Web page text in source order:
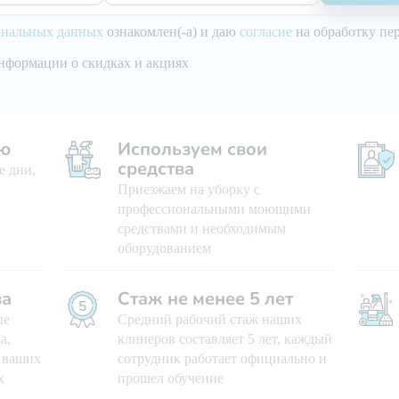
данных ознакомлен(-а) и даю согласие на обработку
о скидках и акциях
дни,
Используем свои
средства
Приезжаем на уборку с
профессиональными моющими
средствами и необходимым
оборудованием
ваших
Стаж не менее 5 лет
Средний рабочий стаж наших
клинеров составляет 5 лет, каждый
сотрудник работает официально и
прошел обучение